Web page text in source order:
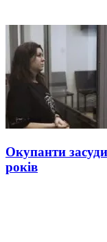
Окупанти
років